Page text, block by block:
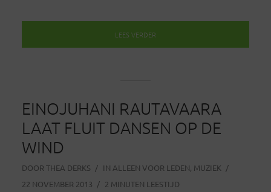
LEES VERDER
EINOJUHANI RAUTAVAARA
LAAT FLUIT DANSEN OP DE
WIND
DOOR THEA DERKS IN ALLEEN VOOR LEDEN, MUZIEK
22 NOVEMBER 2013
2 MINUTEN LEESTIJD